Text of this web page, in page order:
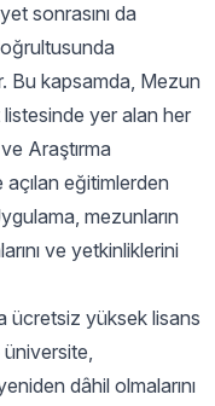
sonrasını da
Bu kapsamda, Mezun
listesinde yer alan her
Araştırma
açılan eğitimlerden
mezunların
ve yetkinliklerini
ücretsiz yüksek lisans
üniversite,
dâhil olmalarını